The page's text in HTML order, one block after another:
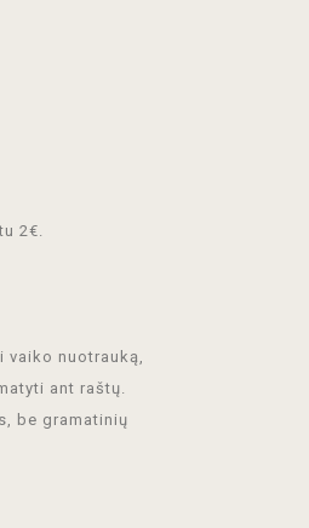
2€.
vaiko nuotrauką,
ant raštų.
be gramatinių